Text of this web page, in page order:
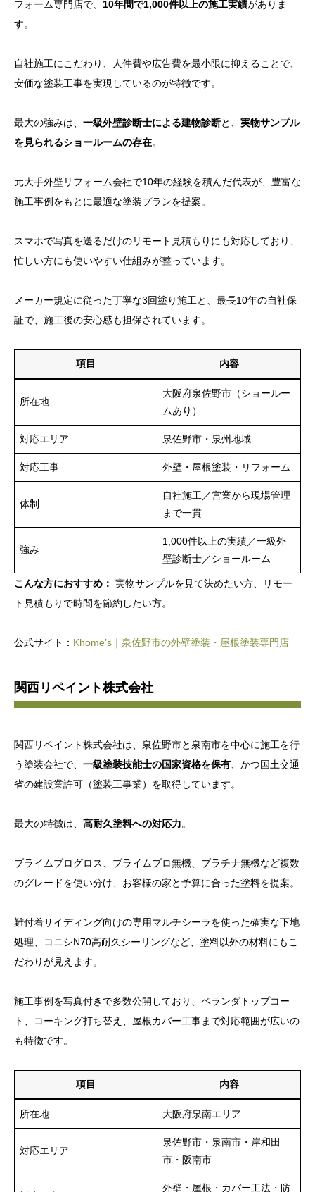
フォーム専門店で、 10年間で1,000件以上の施工実績がありま
す。
自社施工にこだわり、人件費や広告費を最小限に抑えることで、
安価な塗装工事を実現しているのが特徴です。
最大の強みは、 一級外壁診断士による建物診断と、 実物サンプル
を見られるショールームの存在。
元大手外壁リフォーム会社で10年の経験を積んだ代表が、豊富な
施工事例をもとに最適な塗装プランを提案。
スマホで写真を送るだけのリモート見積もりにも対応しており、
忙しい方にも使いやすい仕組みが整っています。
メーカー規定に従った丁寧な3回塗り施工と、最長10年の自社保
証で、施工後の安心感も担保されています。
項目 内容
所在地
大阪府泉佐野市（ショールー
ムあり）
対応エリア 泉佐野市・泉州地域
対応工事 外壁・屋根塗装・リフォーム
体制
自社施工／営業から現場管理
まで一貫
強み
1,000件以上の実績／一級外
壁診断士／ショールーム
こんな方におすすめ： 実物サンプルを見て決めたい方、リモー
ト見積もりで時間を節約したい方。
公式サイト： Khome’s｜泉佐野市の外壁塗装・屋根塗装専門店
関西リペイント株式会社
関西リペイント株式会社は、泉佐野市と泉南市を中心に施工を行
う塗装会社で、 一級塗装技能士の国家資格を保有 、かつ国土交通
省の建設業許可（塗装工事業）を取得しています。
最大の特徴は、 高耐久塗料への対応力。
プライムプログロス、プライムプロ無機、プラチナ無機など複数
のグレードを使い分け、お客様の家と予算に合った塗料を提案。
難付着サイディング向けの専用マルチシーラを使った確実な下地
処理、コニシN70高耐久シーリングなど、塗料以外の材料にもこ
だわりが見えます。
施工事例を写真付きで多数公開しており、ベランダトップコー
ト、コーキング打ち替え、屋根カバー工事まで対応範囲が広いの
も特徴です。
項目 内容
所在地 大阪府泉南エリア
対応エリア
泉佐野市・泉南市・岸和田
市・阪南市
外壁・屋根・カバー工法・防